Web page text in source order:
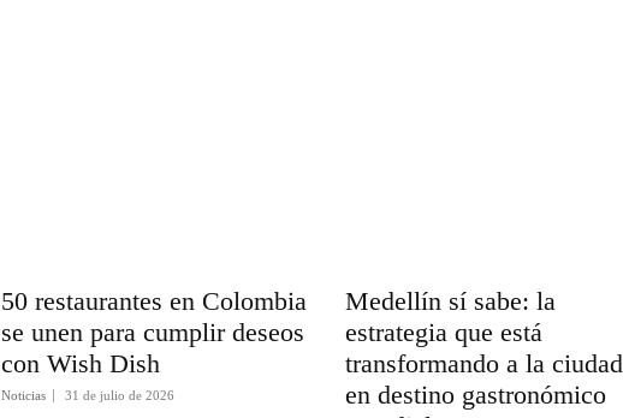
50 restaurantes en Colombia
se unen para cumplir deseos
con Wish Dish
Noticias 31 de julio de 2026
Medellín sí sabe: la
estrategia que está
transformando a la ciudad
en destino gastronómico